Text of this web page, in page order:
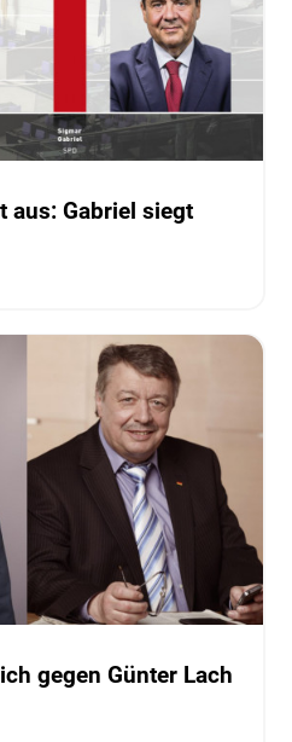
aus: Gabriel siegt
gegen Günter Lach